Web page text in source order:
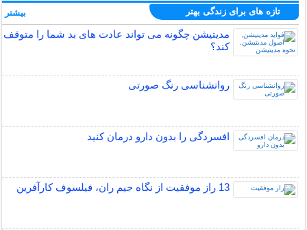
تازه های برای زندگی بهتر
مدیتیشن چگونه می تواند عادت های بد شما را متوقف
کند؟
روانشناسی رنگ صورتی
افسردگی را بدون دارو درمان کنید
13 راز موفقیت از نگاه جیم ران، فیلسوف کارآفرین
بیشتر